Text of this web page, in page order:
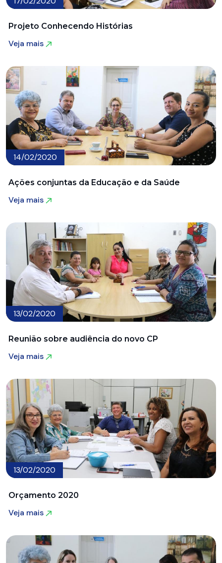
Projeto Conhecendo Histórias
Veja mais
14/02/2020
Ações conjuntas da Educação e da Saúde
Veja mais
13/02/2020
Reunião sobre audiência do novo CP
Veja mais
13/02/2020
Orçamento 2020
Veja mais